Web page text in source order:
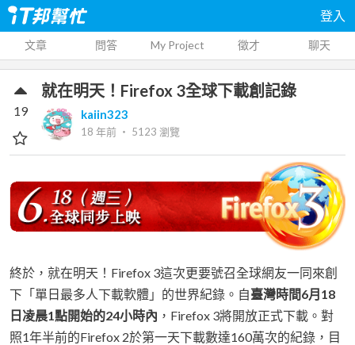
登入
文章 問答 My Project 徵才 聊天
就在明天！Firefox 3全球下載創記錄
kaiin323
18 年前 ‧ 5123 瀏覽
19
終於，就在明天！Firefox 3這次更要號召全球網友一同來創
下「單日最多人下載軟體」的世界紀錄。自臺灣時間6月18
日凌晨1點開始的24小時內 ，Firefox 3將開放正式下載。對
照1年半前的Firefox 2於第一天下載數達160萬次的紀錄，目